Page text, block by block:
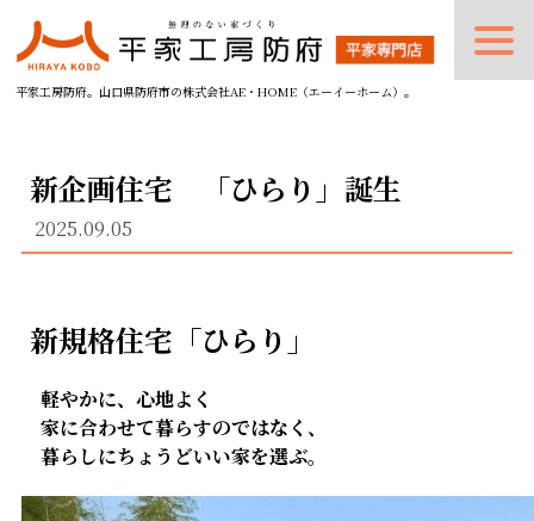
平家工房防府。山口県防府市の株式会社AE・HOME（エーイーホーム）。
新企画住宅 「ひらり」誕生
2025.09.05
新規格住宅「ひらり」
軽やかに、心地よく
家に合わせて暮らすのではなく、
暮らしにちょうどいい家を選ぶ。